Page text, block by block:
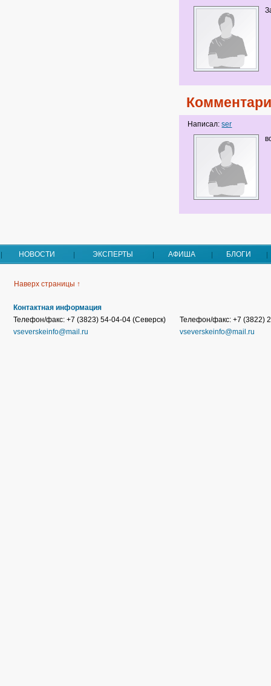
Написал:ser
НОВОСТИ ЭКСПЕРТЫ АФИША БЛОГИ
Наверх страницы ↑
Контактная информация
Телефон/факс: +7 (3823) 54-04-04 (Северск)
vseverskeinfo@mail.ru
Телефон/факс: +7 (3822)
vseverskeinfo@mail.ru